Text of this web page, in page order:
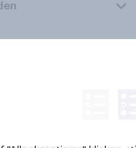
Rechte vorbehalten.